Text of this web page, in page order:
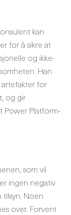
kan
for å sikre at
og ikke-
Han
for
og gir
Platform-
som vil
ingen negativ
tilsyn. Noen
over. Forvent